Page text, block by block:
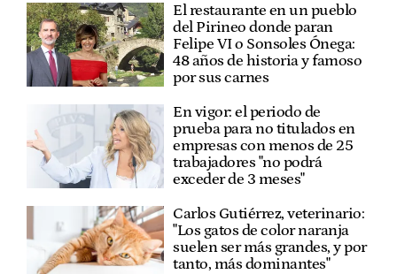
El restaurante en un pueblo
del Pirineo donde paran
Felipe VI o Sonsoles Ónega:
48 años de historia y famoso
por sus carnes
En vigor: el periodo de
prueba para no titulados en
empresas con menos de 25
trabajadores "no podrá
exceder de 3 meses"
Carlos Gutiérrez, veterinario:
"Los gatos de color naranja
suelen ser más grandes, y por
tanto, más dominantes"